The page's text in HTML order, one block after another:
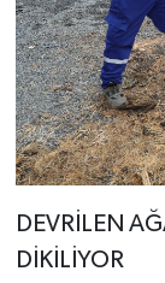
DEVRİLEN
DİKİLİYOR